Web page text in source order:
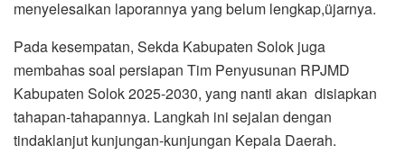
menyelesaikan laporannya yang belum lengkap,üjarnya.
Pada kesempatan, Sekda Kabupaten Solok juga
membahas soal persiapan Tim Penyusunan RPJMD
Kabupaten Solok 2025-2030, yang nanti akan disiapkan
tahapan-tahapannya. Langkah ini sejalan dengan
tindaklanjut kunjungan-kunjungan Kepala Daerah.